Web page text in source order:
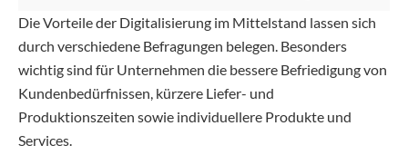
Die Vorteile der Digitalisierung im Mittelstand lassen sich
durch verschiedene Befragungen belegen. Besonders
wichtig sind für Unternehmen die bessere Befriedigung von
Kundenbedürfnissen, kürzere Liefer- und
Produktionszeiten sowie individuellere Produkte und
Services.